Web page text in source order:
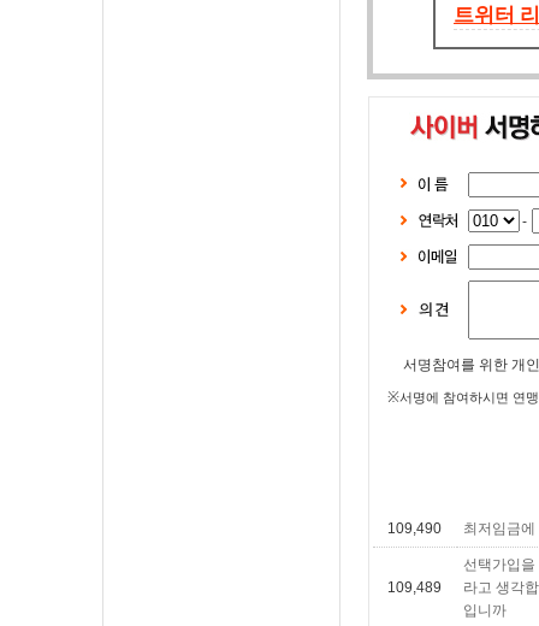
트위터
-
서명참여를 위한 개
※서명에 참여하시면 연
109,490 최저임금
109,489
선택가입을
라고 생각
입니까